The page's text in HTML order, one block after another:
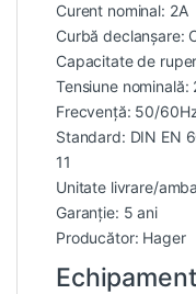
Curent nominal: 2A
Curbă declanșare:
Capacitate de
Tensiune
Frecvență: 50/
Standard: DIN EN
11
Unitate livrare/
Garanție: 5 ani
Producător: Hager